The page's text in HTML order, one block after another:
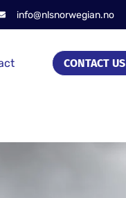
info@nlsnorwegian.no
CONTACT US